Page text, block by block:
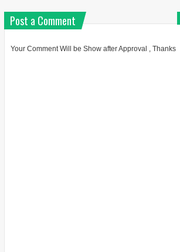
Post a Comment
Your Comment Will be Show after Approval , Thanks